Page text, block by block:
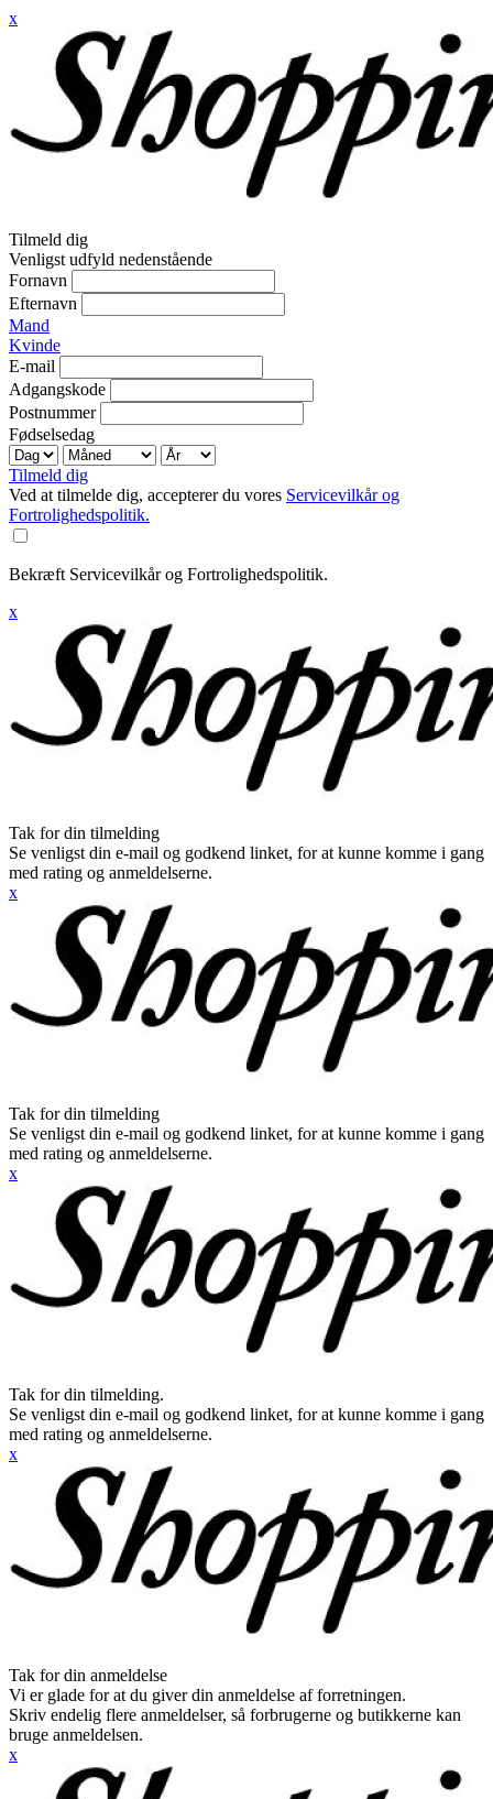
x
Tilmeld dig
Venligst udfyld nedenstående
Fornavn
Efternavn
Mand
Kvinde
E-mail
Adgangskode
Postnummer
Fødselsedag
Tilmeld dig
Ved at tilmelde dig, accepterer du vores Servicevilkår og
Fortrolighedspolitik.
Bekræft Servicevilkår og Fortrolighedspolitik.
x
Tak for din tilmelding
Se venligst din e-mail og godkend linket, for at kunne komme i gang
med rating og anmeldelserne.
x
Tak for din tilmelding
Se venligst din e-mail og godkend linket, for at kunne komme i gang
med rating og anmeldelserne.
x
Tak for din tilmelding.
Se venligst din e-mail og godkend linket, for at kunne komme i gang
med rating og anmeldelserne.
x
Tak for din anmeldelse
Vi er glade for at du giver din anmeldelse af forretningen.
Skriv endelig flere anmeldelser, så forbrugerne og butikkerne kan
bruge anmeldelsen.
x